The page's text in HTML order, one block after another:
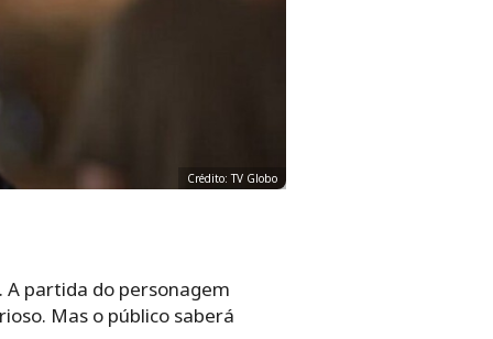
Crédito: TV Globo
partida do personagem
Mas o público saberá